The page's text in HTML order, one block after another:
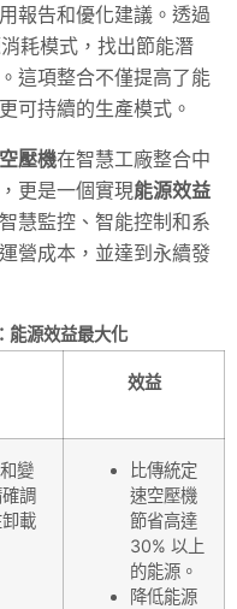
報告和優化建議。透過
耗模式，找出節能潛
這項整合不僅提高了能
可持續的生產模式。
壓機在智慧工廠整合中
更是一個實現能源效益
慧監控、智能控制和系
營成本，並達到永續發
能源效益最大化
效益
變
調
載
比傳統定
速空壓機
節省高達
30% 以上
的能源。
降低能源